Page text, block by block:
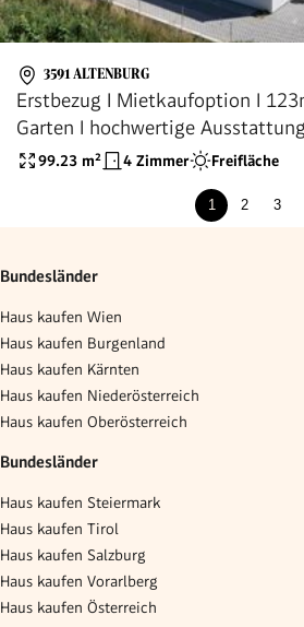
3591 ALTENBURG
Erstbezug I Mietkaufoption I
Garten I hochwertige Ausstattung
99.23 m² 4 Zimmer Freifläche
1 2 3
Bundesländer
Haus kaufen Wien
Haus kaufen Burgenland
Haus kaufen Kärnten
Haus kaufen Niederösterreich
Haus kaufen Oberösterreich
Bundesländer
Haus kaufen Steiermark
Haus kaufen Tirol
Haus kaufen Salzburg
Haus kaufen Vorarlberg
Haus kaufen Österreich